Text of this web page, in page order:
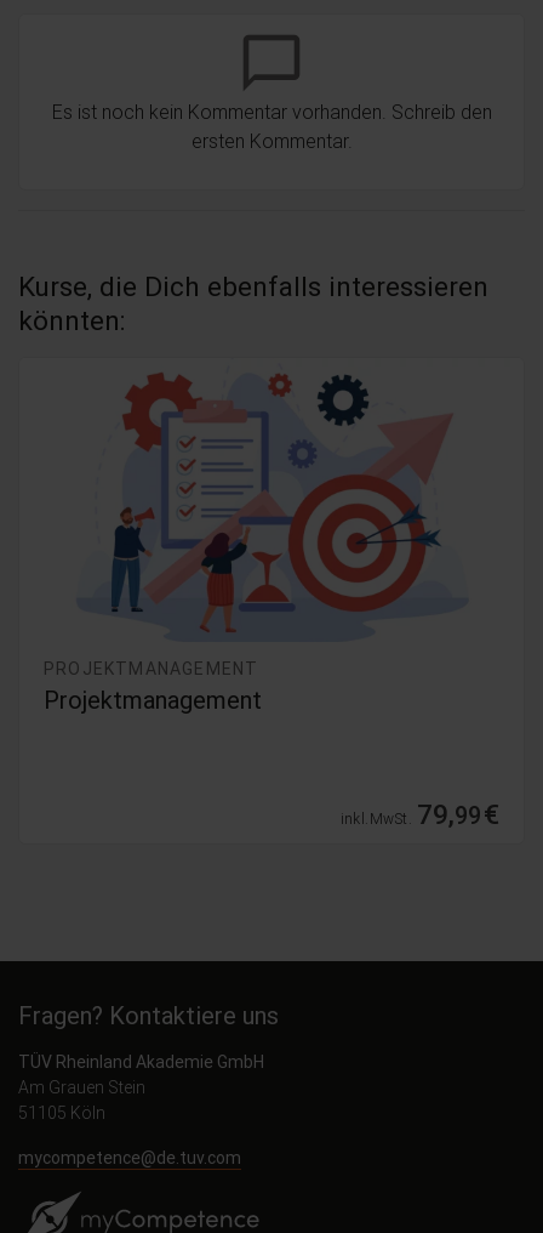
chat_bubble_outline
Es ist noch kein Kommentar vorhanden. Schreib den
ersten Kommentar.
Kurse, die Dich ebenfalls interessieren
könnten:
PROJEKTMANAGEMENT
Projektmanagement
inkl. MwSt. 79,99€
Fragen? Kontaktiere uns
TÜV Rheinland Akademie GmbH
Am Grauen Stein
51105 Köln
mycompetence@de.tuv.com